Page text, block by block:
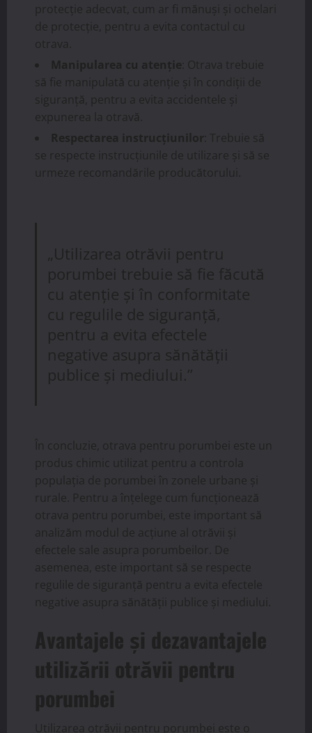
protecție adecvat, cum ar fi mănuși și ochelari
de protecție, pentru a evita contactul cu
otrava.
Manipularea cu atenție : Otrava trebuie
să fie manipulată cu atenție și în condiții de
siguranță, pentru a evita accidentele și
expunerea la otravă.
Respectarea instrucțiunilor : Trebuie să
se respecte instrucțiunile de utilizare și să se
urmeze recomandările producătorului.
„Utilizarea otrăvii pentru
porumbei trebuie să fie făcută
cu atenție și în conformitate
cu regulile de siguranță,
pentru a evita efectele
negative asupra sănătății
publice și mediului.”
În concluzie, otrava pentru porumbei este un
produs chimic utilizat pentru a controla
populația de porumbei în zonele urbane și
rurale. Pentru a înțelege cum funcționează
otrava pentru porumbei, este important să
analizăm modul de acțiune al otrăvii și
efectele sale asupra porumbeilor. De
asemenea, este important să se respecte
regulile de siguranță pentru a evita efectele
negative asupra sănătății publice și mediului.
Avantajele și dezavantajele
utilizării otrăvii pentru
porumbei
Utilizarea otrăvii pentru porumbei este o